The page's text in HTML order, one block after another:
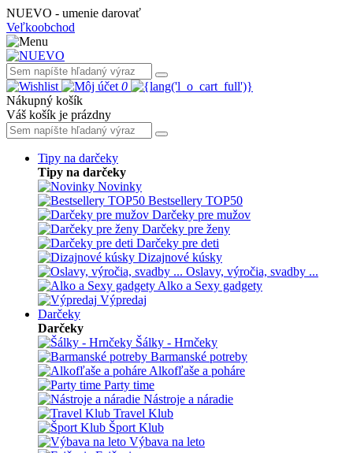
NUEVO - umenie darovať
Veľkoobchod
0
Nákupný košík
Váš košík je prázdny
Tipy na darčeky
Tipy na darčeky
Novinky
Bestsellery TOP50
Darčeky pre mužov
Darčeky pre ženy
Darčeky pre deti
Dizajnové kúsky
Oslavy, výročia, svadby ...
Alko a Sexy gadgety
Výpredaj
Darčeky
Darčeky
Šálky - Hrnčeky
Barmanské potreby
Alkofľaše a poháre
Party time
Nástroje a náradie
Travel Klub
Šport Klub
Výbava na leto